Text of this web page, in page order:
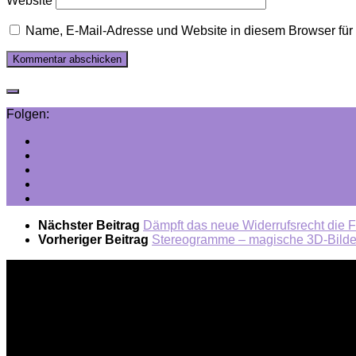
Name, E-Mail-Adresse und Website in diesem Browser
Folgen:
Nächster Beitrag Dämpft das neue Widerrufsrecht die
Vorheriger Beitrag Stereogramme – magische 3D-